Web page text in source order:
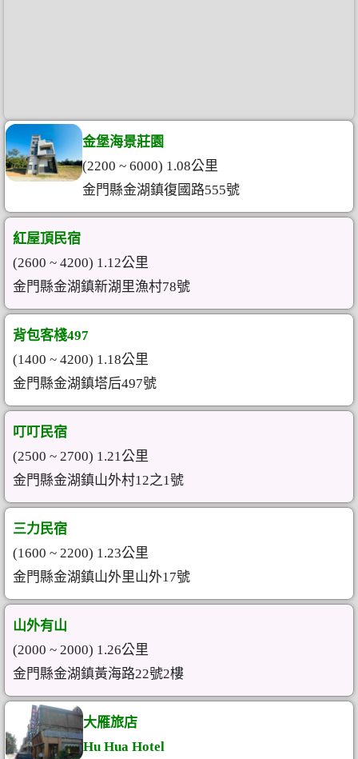
金堡海景莊園
(2200 ~ 6000) 1.08公里
金門縣金湖鎮復國路555號
紅屋頂民宿
(2600 ~ 4200) 1.12公里
金門縣金湖鎮新湖里漁村78號
背包客棧497
(1400 ~ 4200) 1.18公里
金門縣金湖鎮塔后497號
叮叮民宿
(2500 ~ 2700) 1.21公里
金門縣金湖鎮山外村12之1號
三力民宿
(1600 ~ 2200) 1.23公里
金門縣金湖鎮山外里山外17號
山外有山
(2000 ~ 2000) 1.26公里
金門縣金湖鎮黃海路22號2樓
大雁旅店
Hu Hua Hotel